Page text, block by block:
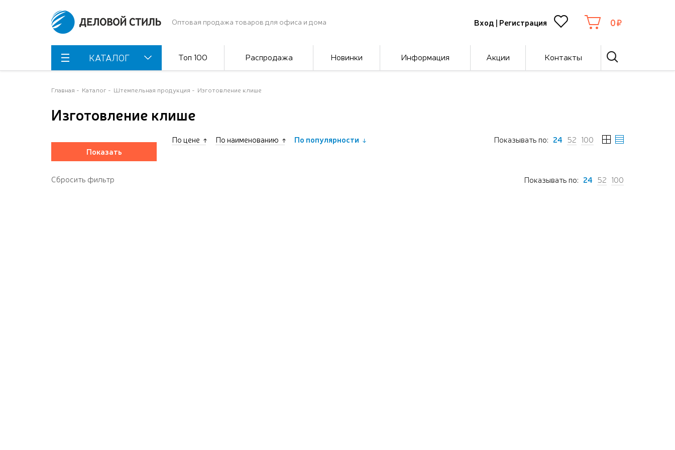
Оптовая продажа товаров для офиса и дома Вход | Регистрация 0
КАТАЛОГ Топ 100 Распродажа Новинки Информация Акции Контакты
Главная Каталог Штемпельная продукция Изготовление клише
Изготовление клише
По цене По наименованию По популярности Показывать по: 24 52 100
Показывать по: 24 52 100